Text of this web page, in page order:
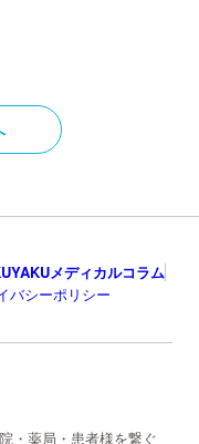
メディカルコラム
バシーポリシー
・薬局・患者様を繋ぐ